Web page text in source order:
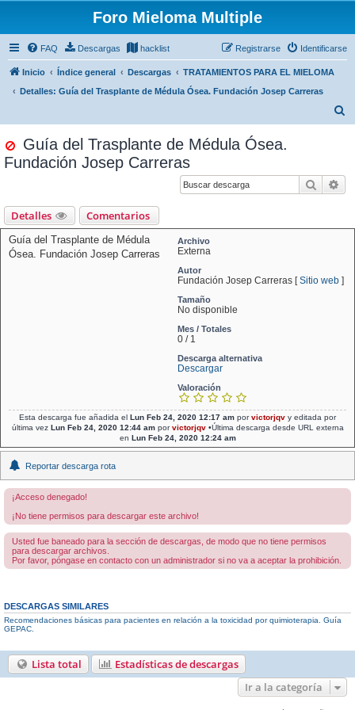
Foro Mieloma Multiple
FAQ Descargas hacklist Identificarse
Registrarse
Inicio Índice general Descargas
TRATAMIENTOS PARA EL MIELOMA
Detalles: Guía del Trasplante de Médula Ósea. Fundación Josep Carreras
Guía del Trasplante de Médula Ósea.
Fundación Josep Carreras
Buscar
Detalles Comentarios
Guía del Trasplante de Médula
Ósea. Fundación Josep Carreras
Archivo
Externa
Autor
Fundación Josep Carreras [Sitio web ]
Tamaño
No disponible
Mes / Totales
0 / 1
Descarga alternativa
Descargar
Valoración
Esta descarga fue añadida el Lun Feb 24, 2020 12:17 am porvictorjqv y editada por
última vez Lun Feb 24, 2020 12:44 amporvictorjqv•Última descarga desde URL externa
en Lun Feb 24, 2020 12:24 am
Reportar descarga rota
¡Acceso denegado!
¡No tiene permisos para descargar este archivo!
Usted fue baneado para la sección de descargas, de modo que no tiene permisos
para descargar archivos.
Por favor, póngase en contacto con un administrador si no va a aceptar la prohibición.
DESCARGAS SIMILARES
Recomendaciones básicas para pacientes en relación a la toxicidad por quimioterapia. Guía
GEPAC.
Lista total
Estadísticas de descargas
Ir a la categoría